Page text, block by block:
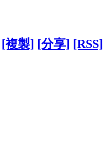
[複製] [分享] [RSS]